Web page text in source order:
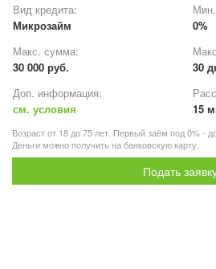
Вид кредита:
Микрозайм
0%
Макс. сумма:
30 000 руб.
30
Доп. информация:
см. условия
15
Возраст от 18 до 75 лет. Первый заём под 0% -
Деньги можно получить на банковскую карту.
Подать